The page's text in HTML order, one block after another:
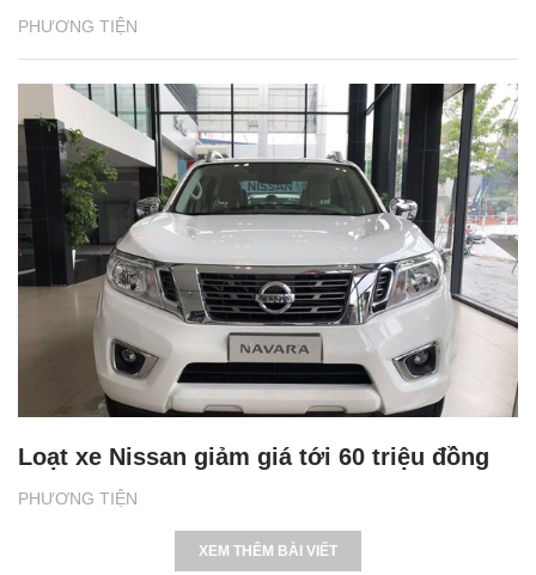
PHƯƠNG TIỆN
PHƯƠNG TIỆN
Loạt xe Nissan giảm giá tới 60 triệu đồng
XEM THÊM BÀI VIẾT